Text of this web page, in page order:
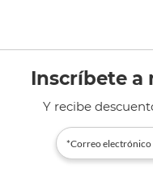
Inscríbete a
Y recibe